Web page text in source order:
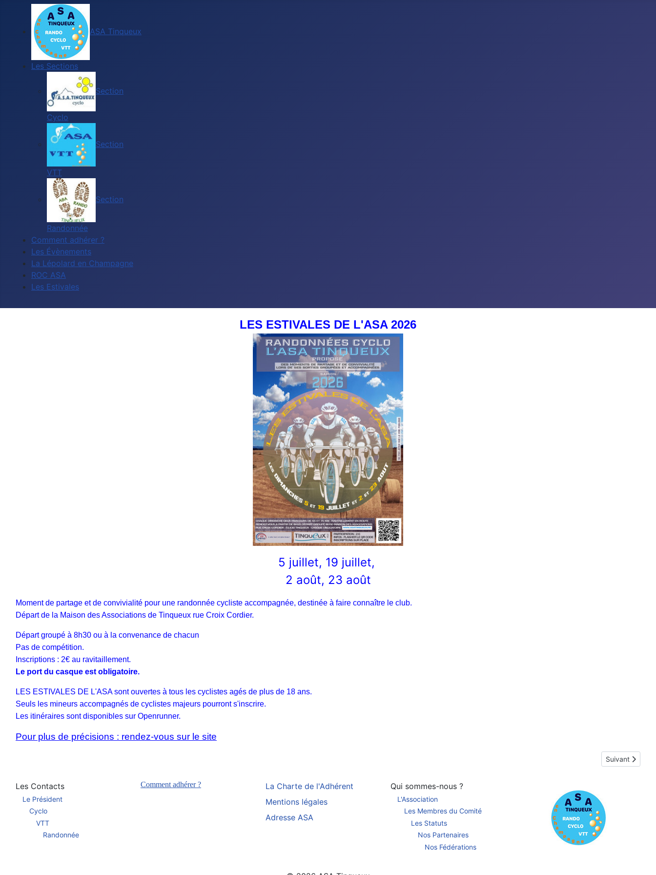
ASA Tinqueux
Les Sections
Section
Cyclo
Section
VTT
Section
Randonnée
Comment adhérer ?
Les Évènements
La Lépolard en Champagne
ROC ASA
Les Estivales
LES ESTIVALES DE L'ASA 2026
5 juillet, 19 juillet,
2 août, 23 août
Moment de partage et de convivialité pour une randonnée cycliste accompagnée, destinée à faire connaître le club.
Départ de la Maison des Associations de Tinqueux rue Croix Cordier.
Départ groupé à 8h30 ou à la convenance de chacun
Pas de compétition.
Inscriptions : 2€ au ravitaillement.
Le port du casque est obligatoire.
LES ESTIVALES DE L'ASA sont ouvertes à tous les cyclistes agés de plus de 18 ans.
Seuls les mineurs accompagnés de cyclistes majeurs pourront s'inscrire.
Les itinéraires sont disponibles sur Openrunner.
Pour plus de précisions : rendez-vous sur le site
Article suivant :
Suivant
Les Contacts
Le Président
Cyclo
VTT
Randonnée
Comment adhérer ?
La Charte de l'Adhérent
Mentions légales
Adresse ASA
Qui sommes-nous ?
L'Association
Les Membres du Comité
Les Statuts
Nos Partenaires
Nos Fédérations